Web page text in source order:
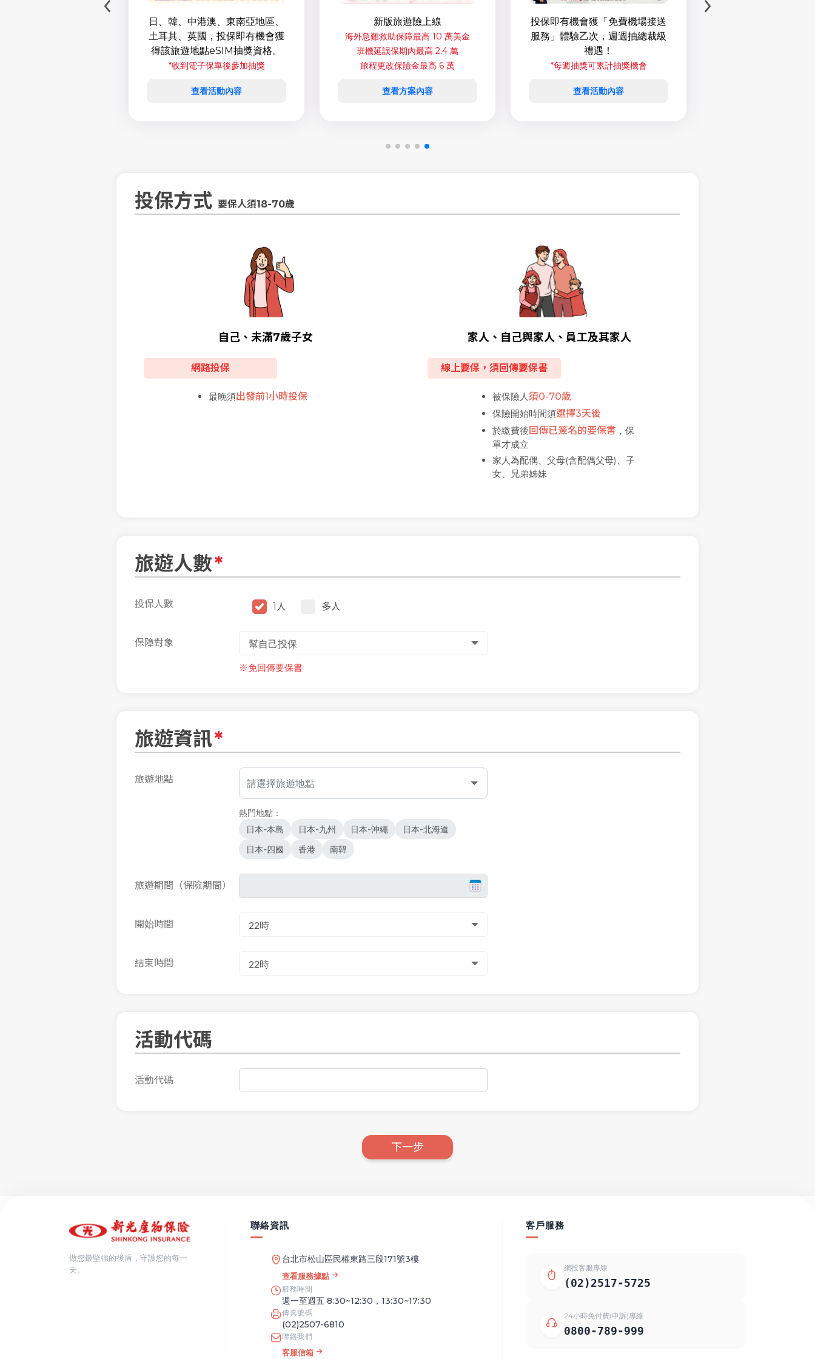
日、韓、中港澳、東南亞地區、
土耳其、英國，投保即有機會獲
得該旅遊地點eSIM抽獎資格。
*收到電子保單後參加抽獎
查看活動內容
新版旅遊險上線
海外急難救助保障最高 10 萬美金
班機延誤保期內最高 2.4 萬
旅程更改保險金最高 6 萬
查看方案內容
投保即有機會獲「免費機場接送
服務」體驗乙次，週週抽總裁級
禮遇！
*每週抽獎可累計抽獎機會
查看活動內容
投保方式 要保人須18-70歲
自己、未滿7歲子女
網路投保
最晚須出發前1小時投保
家人、自己與家人、員工及其家人
線上要保，須回傳要保書
被保險人須0-70歲
保險開始時間須選擇3天後
於繳費後回傳已簽名的要保書 ，保
單才成立
家人為配偶、父母(含配偶父母)、子
女、兄弟姊妹
旅遊人數
投保人數 1人 多人
保障對象
※免回傳要保書
旅遊資訊
旅遊地點 請選擇旅遊地點
熱門地點：
日本-本島
日本-九州 日本-沖繩
日本-北海道
日本-四國
香港 南韓
旅遊期間（保險期間）
開始時間
結束時間
活動代碼
活動代碼
下一步
做您最堅強的後盾，守護您的每一
天。
聯絡資訊
台北市松山區民權東路三段171號3樓
查看服務據點
服務時間
週一至週五 8:30~12:30，13:30~17:30
傳真號碼
(02)2507-6810
聯絡我們
客服信箱
客戶服務
網投客服專線
(02)2517-5725
24小時免付費(申訴)專線
0800-789-999